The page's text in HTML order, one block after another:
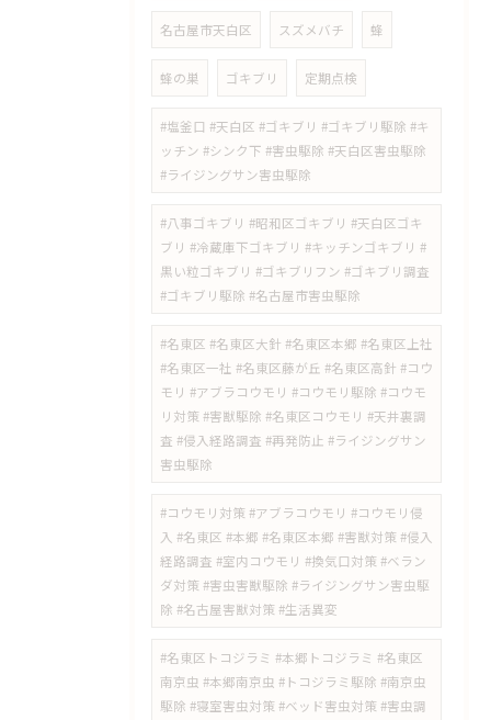
名古屋市天白区 スズメバチ 蜂
蜂の巣 ゴキブリ 定期点検
#塩釜口 #天白区 #ゴキブリ #ゴキブリ駆除 #キ
ッチン #シンク下 #害虫駆除 #天白区害虫駆除
#ライジングサン害虫駆除
#八事ゴキブリ #昭和区ゴキブリ #天白区ゴキ
ブリ #冷蔵庫下ゴキブリ #キッチンゴキブリ #
黒い粒ゴキブリ #ゴキブリフン #ゴキブリ調査
#ゴキブリ駆除 #名古屋市害虫駆除
#名東区 #名東区大針 #名東区本郷 #名東区上社
#名東区一社 #名東区藤が丘 #名東区高針 #コウ
モリ #アブラコウモリ #コウモリ駆除 #コウモ
リ対策 #害獣駆除 #名東区コウモリ #天井裏調
査 #侵入経路調査 #再発防止 #ライジングサン
害虫駆除
#コウモリ対策 #アブラコウモリ #コウモリ侵
入 #名東区 #本郷 #名東区本郷 #害獣対策 #侵入
経路調査 #室内コウモリ #換気口対策 #ベラン
ダ対策 #害虫害獣駆除 #ライジングサン害虫駆
除 #名古屋害獣対策 #生活異変
#名東区トコジラミ #本郷トコジラミ #名東区
南京虫 #本郷南京虫 #トコジラミ駆除 #南京虫
駆除 #寝室害虫対策 #ベッド害虫対策 #害虫調